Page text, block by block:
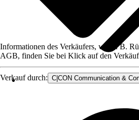
Verkauf durch: C|CON Communication &
Informationen des Verkäufers, wie z. B.
AGB, finden Sie bei Klick auf den